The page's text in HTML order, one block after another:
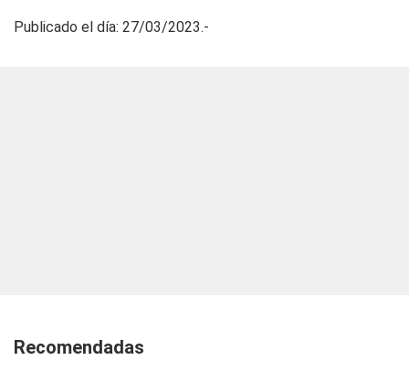
Publicado el día: 27/03/2023.-
Recomendadas